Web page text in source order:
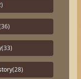
(33)
(28)